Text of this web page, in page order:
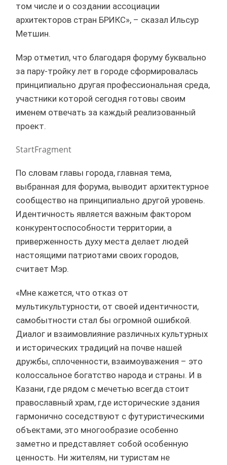
том числе и о создании ассоциации
архитекторов стран БРИКС», – сказал Ильсур
Метшин.
Мэр отметил, что благодаря форуму буквально
за пару-тройку лет в городе сформировалась
принципиально другая профессиональная среда,
участники которой сегодня готовы своим
именем отвечать за каждый реализованный
проект.
StartFragment
По словам главы города, главная тема,
выбранная для форума, выводит архитектурное
сообщество на принципиально другой уровень.
Идентичность является важным фактором
конкурентоспособности территории, а
приверженность духу места делает людей
настоящими патриотами своих городов,
считает Мэр.
«Мне кажется, что отказ от
мультикультурности, от своей идентичности,
самобытности стал бы огромной ошибкой.
Диалог и взаимовлияние различных культурных
и исторических традиций на почве нашей
дружбы, сплоченности, взаимоуважения – это
колоссальное богатство народа и страны. И в
Казани, где рядом с мечетью всегда стоит
православный храм, где исторические здания
гармонично соседствуют с футуристическими
объектами, это многообразие особенно
заметно и представляет собой особенную
ценность. Ни жителям, ни туристам не